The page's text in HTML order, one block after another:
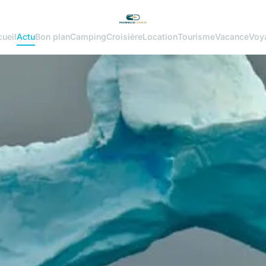
ActuBon planCampingCroisièreLocationTourismeVacance